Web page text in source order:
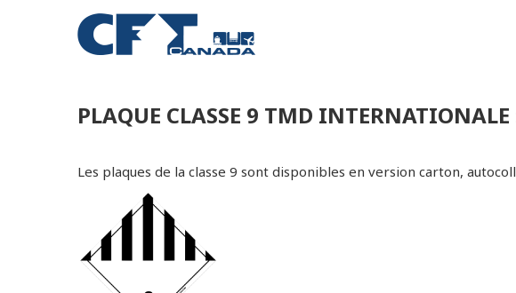
PLAQUE CLASSE 9 TMD
Les plaques de la classe 9 sont disponibles en version carton,